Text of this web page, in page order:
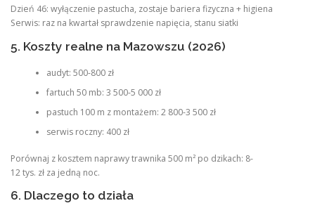
Dzień 46: wyłączenie pastucha, zostaje bariera fizyczna + higiena
Serwis: raz na kwartał sprawdzenie napięcia, stanu siatki
5. Koszty realne na Mazowszu (2026)
audyt: 500-800 zł
fartuch 50 mb: 3 500-5 000 zł
pastuch 100 m z montażem: 2 800-3 500 zł
serwis roczny: 400 zł
Porównaj z kosztem naprawy trawnika 500 m² po dzikach: 8-
12 tys. zł za jedną noc.
6. Dlaczego to działa